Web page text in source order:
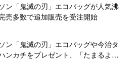
ン「鬼滅の刃」エコバッグが人気沸
売多数で追加販売を受注開始
ン「鬼滅の刃」エコバッグや今治タ
ンカチをプレゼント、「たまるよス